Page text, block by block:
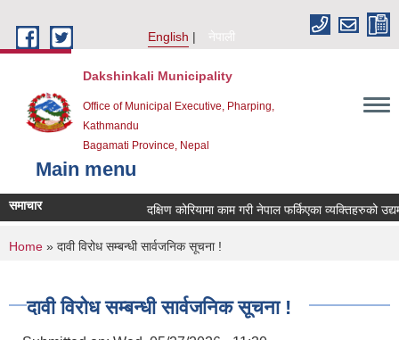
English
नेपाली
Dakshinkali Municipality
Office of Municipal Executive, Pharping,
Kathmandu
Bagamati Province, Nepal
Main menu
समाचार दक्षिण कोरियामा काम गरी नेपाल फर्किएका
You are here
Home » दावी विरोध सम्बन्धी सार्वजनिक सूचना !
दावी विरोध सम्बन्धी सार्वजनिक सूचना !